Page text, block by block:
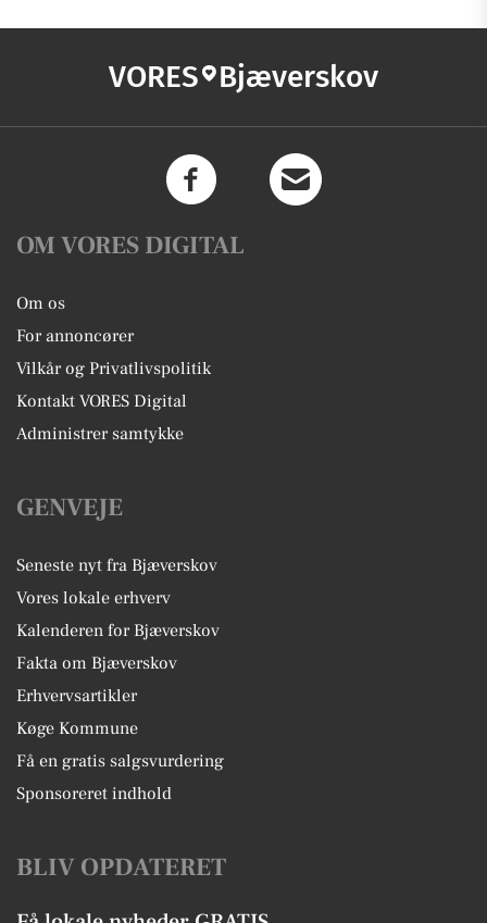
VORES Bjæverskov
OM VORES DIGITAL
Om os
For annoncører
Vilkår og Privatlivspolitik
Kontakt VORES Digital
Administrer samtykke
GENVEJE
Seneste nyt fra Bjæverskov
Vores lokale erhverv
Kalenderen for Bjæverskov
Fakta om Bjæverskov
Erhvervsartikler
Køge Kommune
Få en gratis salgsvurdering
Sponsoreret indhold
BLIV OPDATERET